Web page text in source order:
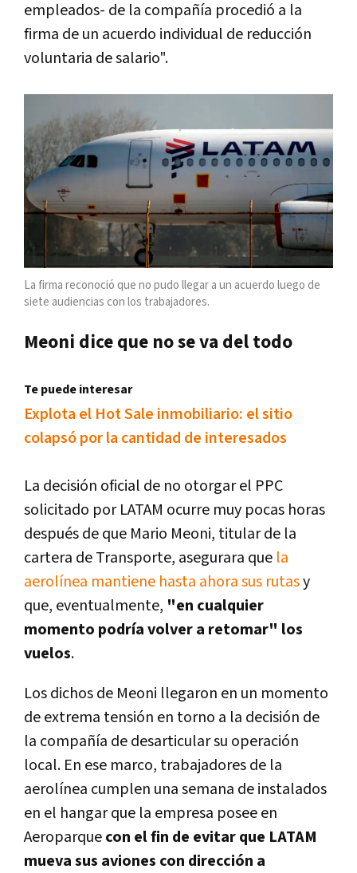
empleados- de la compañía procedió a la
firma de un acuerdo individual de reducción
voluntaria de salario".
La firma reconoció que no pudo llegar a un acuerdo luego de
siete audiencias con los trabajadores.
Meoni dice que no se va del todo
Te puede interesar
Explota el Hot Sale inmobiliario: el sitio
colapsó por la cantidad de interesados
La decisión oficial de no otorgar el PPC
solicitado por LATAM ocurre muy pocas horas
después de que Mario Meoni, titular de la
cartera de Transporte, asegurara que la
aerolínea mantiene hasta ahora sus rutasy
que, eventualmente, "en cualquier
momento podría volver a retomar" los
vuelos.
Los dichos de Meoni llegaron en un momento
de extrema tensión en torno a la decisión de
la compañía de desarticular su operación
local. En ese marco, trabajadores de la
aerolínea cumplen una semana de instalados
en el hangar que la empresa posee en
Aeroparquecon el fin de evitar que LATAM
mueva sus aviones con dirección a